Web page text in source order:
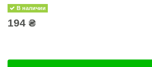
В наличии
194 ₴